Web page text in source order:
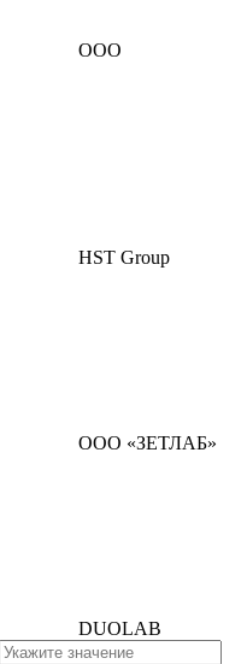
ООО
HST Group
ООО «ЗЕТЛАБ»
DUOLAB